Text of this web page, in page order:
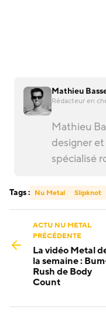
Mathieu
Rédacteur en
Mathieu
designer
spécialisé
Tags : Nu Metal Slipknot
ACTU NU METAL
PRÉCÉDENTE
La vidéo Metal
la semaine :
Rush de Body
Count